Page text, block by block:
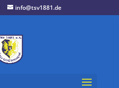
info@tsv1881.de